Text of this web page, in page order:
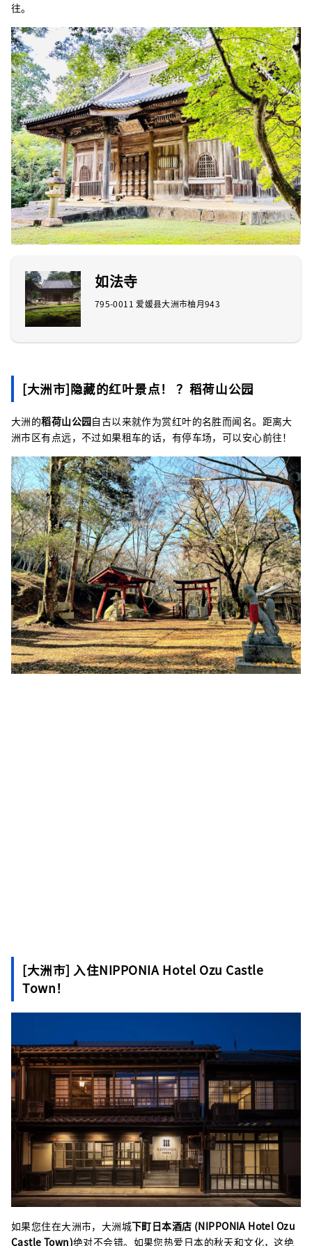
往。
如法寺
795-0011 爱媛县大洲市柚月943
[大洲市]隐藏的红叶景点！ ？稻荷山公园
大洲的稻荷山公园自古以来就作为赏红叶的名胜而闻名。距离大
洲市区有点远，不过如果租车的话，有停车场，可以安心前往！
[大洲市] 入住NIPPONIA Hotel Ozu Castle
Town！
如果您住在大洲市，大洲城下町日本酒店 (NIPPONIA Hotel Ozu
Castle Town)绝对不会错。如果您热爱日本的秋天和文化，这绝